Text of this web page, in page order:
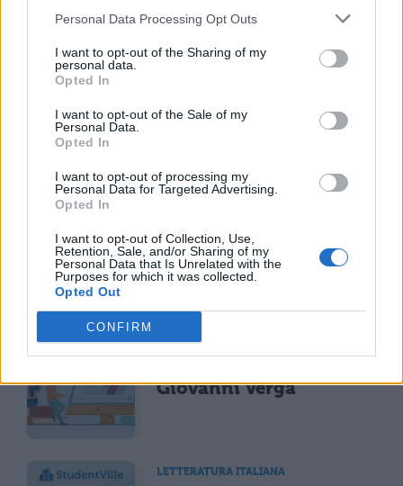
Personal Data Processing Opt Outs
I want to opt-out of the Sharing of my
personal data.
Opted In
I want to opt-out of the Sale of my
Personal Data.
Opted In
I want to opt-out of processing my
Personal Data for Targeted Advertising.
Opted In
I want to opt-out of Collection, Use,
Retention, Sale, and/or Sharing of my
Personal Data that Is Unrelated with the
Purposes for which it was collected.
Opted Out
CONFIRM
TI POTREBBE INTERESSARE
Fantasticheria:
riassunto della novella
di Verga
LETTERATURA ITALIANA
Giovanni Verga
LETTERATURA ITALIANA